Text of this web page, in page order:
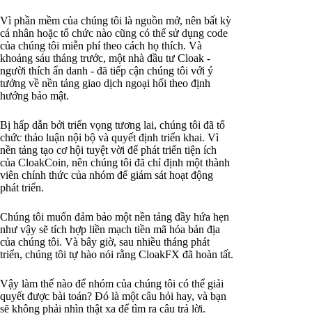
Vì phần mềm của chúng tôi là nguồn mở, nên bất kỳ
cá nhân hoặc tổ chức nào cũng có thể sử dụng code
của chúng tôi miễn phí theo cách họ thích. Và
khoảng sáu tháng trước, một nhà đầu tư Cloak -
người thích ẩn danh - đã tiếp cận chúng tôi với ý
tưởng về nền tảng giao dịch ngoại hối theo định
hướng bảo mật.
Bị hấp dẫn bởi triển vọng tương lai, chúng tôi đã tổ
chức thảo luận nội bộ và quyết định triển khai. Vì
nền tảng tạo cơ hội tuyệt vời để phát triển tiện ích
của CloakCoin, nên chúng tôi đã chỉ định một thành
viên chính thức của nhóm để giám sát hoạt động
phát triển.
Chúng tôi muốn đảm bảo một nền tảng đầy hứa hẹn
như vậy sẽ tích hợp liền mạch tiền mã hóa bản địa
của chúng tôi. Và bây giờ, sau nhiều tháng phát
triển, chúng tôi tự hào nói rằng CloakFX đã hoàn tất.
Vậy làm thế nào để nhóm của chúng tôi có thể giải
quyết được bài toán? Đó là một câu hỏi hay, và bạn
sẽ không phải nhìn thật xa để tìm ra câu trả lời.